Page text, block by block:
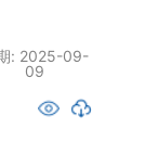
: 2025-09-
09